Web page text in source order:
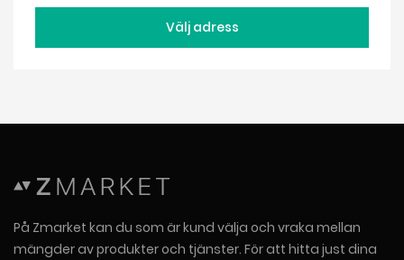
Välj adress
På Zmarket kan du som är kund välja och vraka mellan
mängder av produkter och tjänster. För att hitta just dina